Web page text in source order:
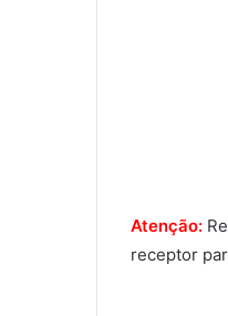
Atenção:
receptor